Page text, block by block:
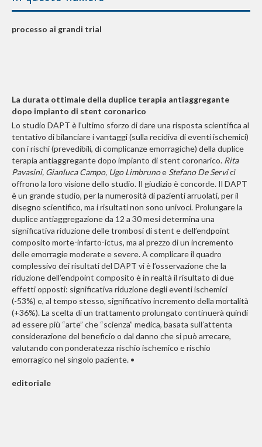
processo ai grandi trial
La durata ottimale della duplice terapia antiaggregante
dopo impianto di stent coronarico
Lo studio DAPT è l’ultimo sforzo di dare una risposta scientifica al
tentativo di bilanciare i vantaggi (sulla recidiva di eventi ischemici)
con i rischi (prevedibili, di complicanze emorragiche) della duplice
terapia antiaggregante dopo impianto di stent coronarico. Rita
Pavasini, Gianluca Campo, Ugo Limbrunoe Stefano De Servici
offrono la loro visione dello studio. Il giudizio è concorde. Il DAPT
è un grande studio, per la numerosità di pazienti arruolati, per il
disegno scientifico, ma i risultati non sono univoci. Prolungare la
duplice antiaggregazione da 12 a 30 mesi determina una
significativa riduzione delle trombosi di stent e dell’endpoint
composito morte-infarto-ictus, ma al prezzo di un incremento
delle emorragie moderate e severe. A complicare il quadro
complessivo dei risultati del DAPT vi è l’osservazione che la
riduzione dell’endpoint composito è in realtà il risultato di due
effetti opposti: significativa riduzione degli eventi ischemici
(-53%) e, al tempo stesso, significativo incremento della mortalità
(+36%). La scelta di un trattamento prolungato continuerà quindi
ad essere più “arte” che “scienza” medica, basata sull’attenta
considerazione del beneficio o dal danno che si può arrecare,
valutando con ponderatezza rischio ischemico e rischio
emorragico nel singolo paziente. •
editoriale